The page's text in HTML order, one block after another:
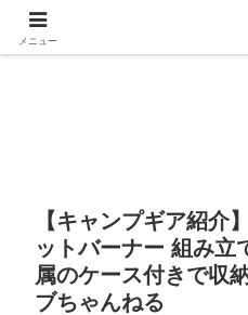
【キャンプギア紹介
ットバーナー 組み立
属のケース付きで収
ブちゃんねる
メニュー